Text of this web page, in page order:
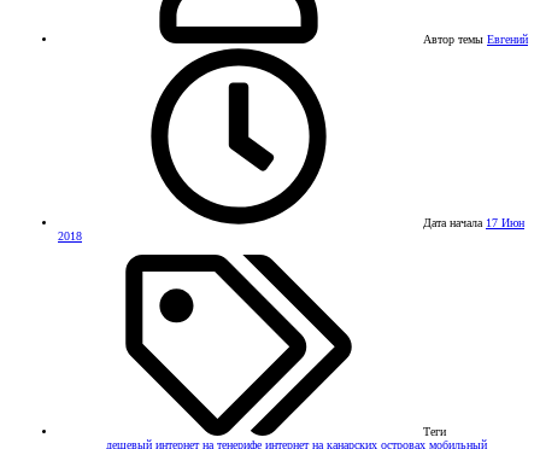
Автор темы Евгений
Дата начала 17 Июн
2018
Теги
дешевый интернет на тенерифе интернет на канарских островах мобильный